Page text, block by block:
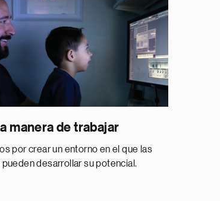
manera de trabajar
por crear un entorno en el que las
desarrollar su potencial.